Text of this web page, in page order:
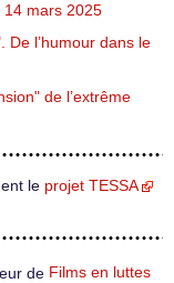
14 mars 2025
De l’humour dans le
de l’extrême
le projet TESSA
de Films en luttes